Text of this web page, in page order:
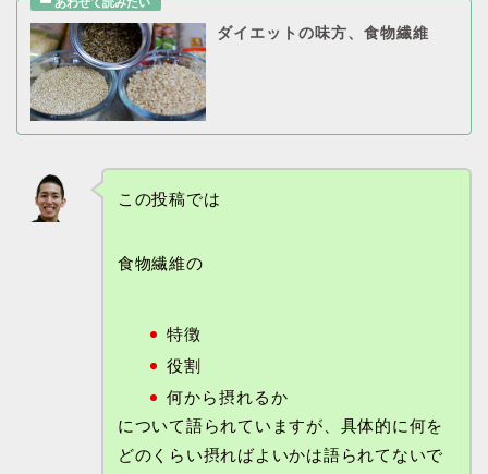
ダイエットの味方、食物繊維
この投稿では
食物繊維の
特徴
役割
何から摂れるか
について語られていますが、具体的に何を
どのくらい摂ればよいかは語られてないで